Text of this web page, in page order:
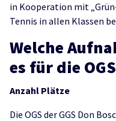
in Kooperation mit
Tennis in allen Klassen
Welche
es für die
Anzahl Plätze
Die OGS der GGS Don